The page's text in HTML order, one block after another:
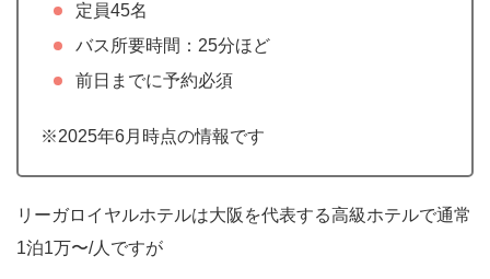
定員45名
バス所要時間：25分ほど
前日までに予約必須
※2025年6月時点の情報です
リーガロイヤルホテルは大阪を代表する高級ホテルで通常
1泊1万〜/人ですが